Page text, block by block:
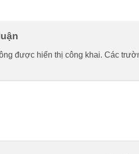
được hiển thị công khai. Các